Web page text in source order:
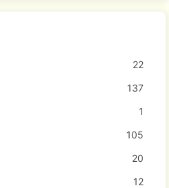
22
137
1
105
20
12